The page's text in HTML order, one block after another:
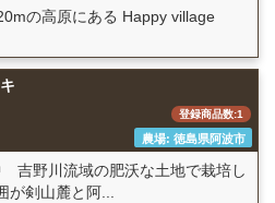
の高原にある Happy village
登録商品数:1
農場: 徳島県阿波市
野川流域の肥沃な土地で栽培し
剣山麓と阿...